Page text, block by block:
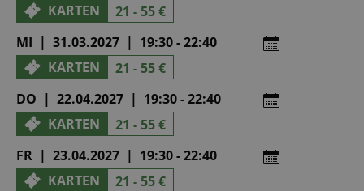
KARTEN
21 - 55 €
MI | 31.03.2027 | 19:30 - 22:40
KARTEN
21 - 55 €
DO | 22.04.2027 | 19:30 - 22:40
KARTEN
21 - 55 €
FR | 23.04.2027 | 19:30 - 22:40
KARTEN
21 - 55 €